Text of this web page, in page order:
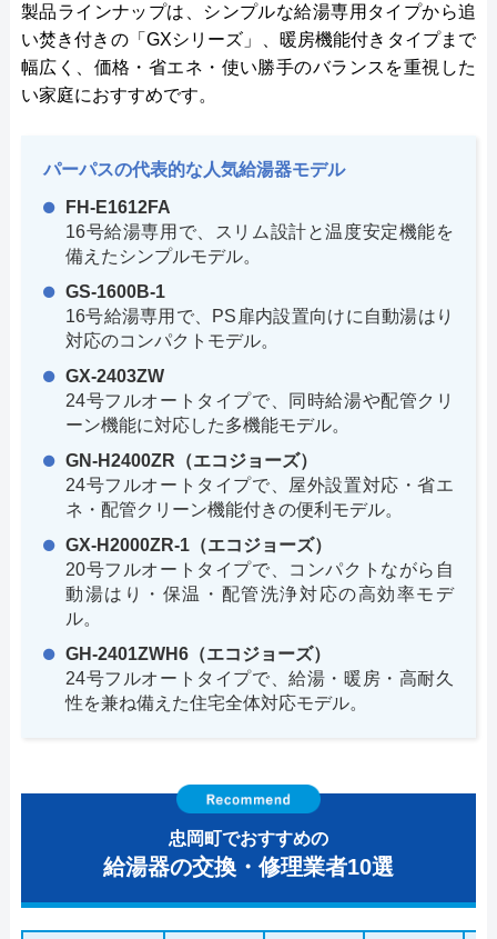
製品ラインナップは、シンプルな給湯専用タイプから追
い焚き付きの「GXシリーズ」、暖房機能付きタイプまで
幅広く、価格・省エネ・使い勝手のバランスを重視した
い家庭におすすめです。
パーパスの代表的な人気給湯器モデル
FH-E1612FA
16号給湯専用で、スリム設計と温度安定機能を
備えたシンプルモデル。
GS-1600B-1
16号給湯専用で、PS扉内設置向けに自動湯はり
対応のコンパクトモデル。
GX-2403ZW
24号フルオートタイプで、同時給湯や配管クリ
ーン機能に対応した多機能モデル。
GN-H2400ZR（エコジョーズ）
24号フルオートタイプで、屋外設置対応・省エ
ネ・配管クリーン機能付きの便利モデル。
GX-H2000ZR-1（エコジョーズ）
20号フルオートタイプで、コンパクトながら自
動湯はり・保温・配管洗浄対応の高効率モデ
ル。
GH-2401ZWH6（エコジョーズ）
24号フルオートタイプで、給湯・暖房・高耐久
性を兼ね備えた住宅全体対応モデル。
忠岡町でおすすめの
給湯器の交換・修理業者10選